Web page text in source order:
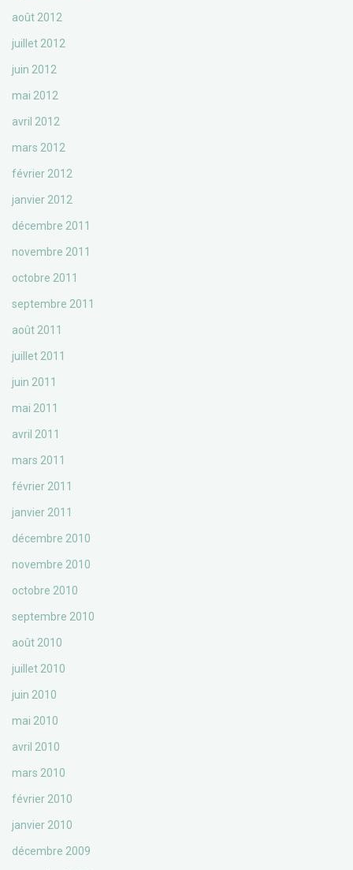
août 2012
juillet 2012
juin 2012
mai 2012
avril 2012
mars 2012
février 2012
janvier 2012
décembre 2011
novembre 2011
octobre 2011
septembre 2011
août 2011
juillet 2011
juin 2011
mai 2011
avril 2011
mars 2011
février 2011
janvier 2011
décembre 2010
novembre 2010
octobre 2010
septembre 2010
août 2010
juillet 2010
juin 2010
mai 2010
avril 2010
mars 2010
février 2010
janvier 2010
décembre 2009